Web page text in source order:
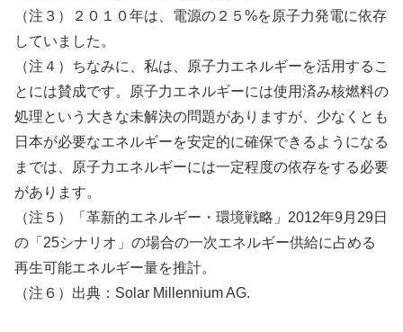
（注３）２０１０年は、電源の２５%を原子力発電に依存
していました。
（注４）ちなみに、私は、原子力エネルギーを活用するこ
とには賛成です。原子力エネルギーには使用済み核燃料の
処理という大きな未解決の問題がありますが、少なくとも
日本が必要なエネルギーを安定的に確保できるようになる
までは、原子力エネルギーには一定程度の依存をする必要
があります。
（注５）「革新的エネルギー・環境戦略」2012年9月29日
の「25シナリオ」の場合の一次エネルギー供給に占める
再生可能エネルギー量を推計。
（注６）出典：Solar Millennium AG.